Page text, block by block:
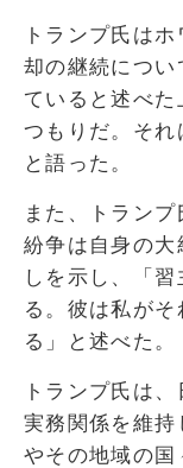
トランプ氏は
却の継続につい
ていると述べ
つもりだ。それ
と語った。
また、トラン
紛争は自身の大
しを示し、「
る。彼は私が
る」と述べた。
トランプ氏は
実務関係を維
やその地域の国